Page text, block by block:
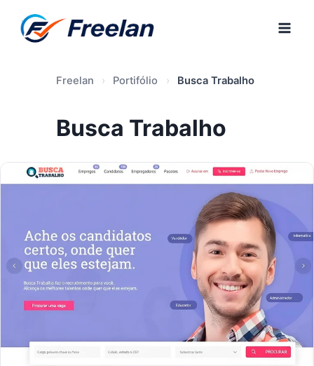
para
Freelan › Portifólio › Busca Trabalho
Busca Trabalho